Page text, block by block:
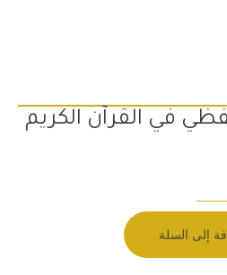
في القرآن الكريم
إلى السلة